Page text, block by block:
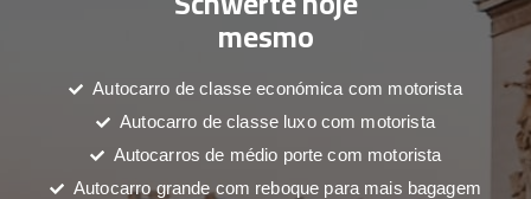
mesmo
Autocarro de classe económica com motorista
Autocarro de classe luxo com motorista
Autocarros de médio porte com motorista
Autocarro grande com reboque para mais bagagem